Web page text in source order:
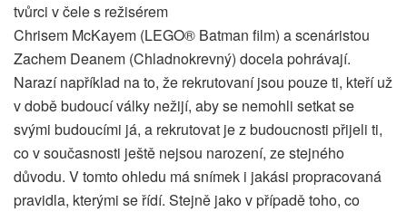
tvůrci v čele s režisérem
Chrisem McKayem (LEGO® Batman film) a scenáristou
Zachem Deanem (Chladnokrevný) docela pohrávají.
Narazí například na to, že rekrutovaní jsou pouze ti, kteří už
v době budoucí války nežijí, aby se nemohli setkat se
svými budoucími já, a rekrutovat je z budoucnosti přijeli ti,
co v současnosti ještě nejsou narození, ze stejného
důvodu. V tomto ohledu má snímek i jakási propracovaná
pravidla, kterými se řídí. Stejně jako v případě toho, co